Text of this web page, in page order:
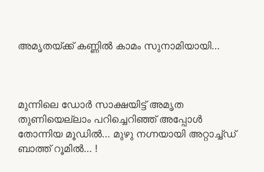
അമൃതയ്ക്ക് കണ്ണിൽ കാമം സുനാമിയായി…
മുന്നിലെ ഡോർ സാക്ഷയിട്ട് അമൃത
തുണിയെല്ലാം പറിച്ചെറിഞ്ഞ് അപ്പോൾ
തോന്നിയ മൂഡിൽ… മുഴു നഗ്നയായി അറ്റാച്ച്ഡ്
ബാത്ത് റൂമിൽ… !